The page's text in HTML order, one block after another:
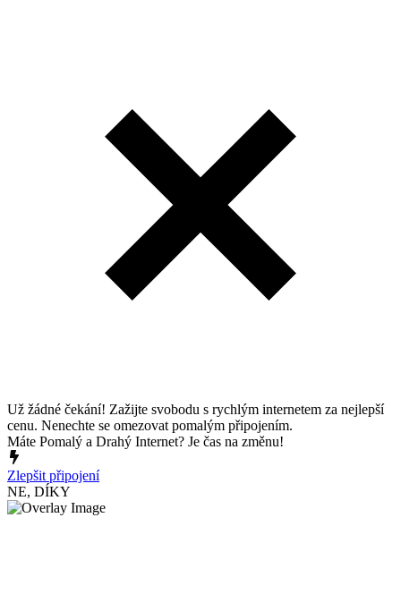
Už žádné čekání! Zažijte svobodu s rychlým internetem za nejlepší
cenu. Nenechte se omezovat pomalým připojením.
Máte Pomalý a Drahý Internet? Je čas na změnu!
Zlepšit připojení
NE, DÍKY